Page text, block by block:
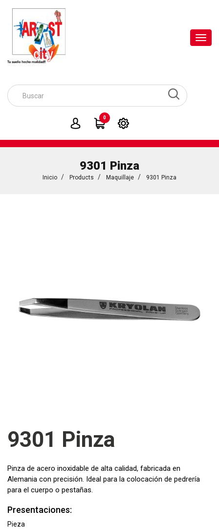
0
9301 Pinza
Inicio Products Maquillaje 9301 Pinza
9301 Pinza
Pinza de acero inoxidable de alta calidad, fabricada en
Alemania con precisión. Ideal para la colocación de pedrería
para el cuerpo o pestañas.
Presentaciones:
Pieza